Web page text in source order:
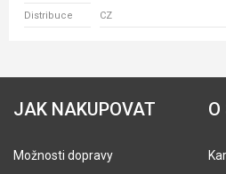
Distribuce CZ
JAK NAKUPOVAT
Možnosti dopravy
O